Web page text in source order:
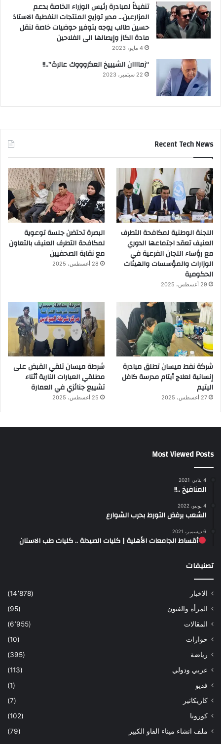
تنفيذاً لمبادرة رئيس الوزراء الخاصة بدعم
المزارعين… مدير توزيع المنتجات النفطية الاستاذ
حسين طالب يوجه بتوفير حوضيات خاصة لنقل
مادة الكاز وإيصالها الى الفلاحين
4 مايو، 2023
“زماااان الشيييخ العگروووك عالرگ”..!!
22 سبتمبر، 2023
Recent Tech News
اللجنة الوطنية لمكافحة التطرف
العنيف تعقد اجتماعها الدوري
مع رؤساء اللجان الفرعية في
الوزارات والمؤسسات والهيئات
الحكومية
29 أغسطس، 2025
البصرة تحتضن جلسة توعوية
لمكافحة التطرف العنيف بالتعاون
مع نقابة الصحفيين
28 أغسطس، 2025
شركة نفط ميسان تطلق مبادرة
إنسانية لعلاج أيتام مدرسة كافل
اليتيم
27 أغسطس، 2025
شرطة ميسان تلقي القبض على
مطلقي العيارات النارية أثناء
تشييع جنائزي في العمارة
25 أغسطس، 2025
Most Viewed Posts
4 يناير، 2021
المنافيخ ..!!
4 يونيو، 2022
الشعب يرفض التورط بحرب الشوارع
6 ديسمبر، 2021
أقساط الجامعات الأهلية | كليات الصيدلة .. كليات طب الاسنان
تصنيفات
الاخبار
(14٬878)
المرأة والفنون
(95)
المقالات
(6٬955)
حوارات
(10)
رياضة
(395)
عربي ودولي
(113)
فديو
(1)
كاريكاتير
(7)
كورونا
(102)
ملف انشاء ميناء الفاو الكبير
(79)